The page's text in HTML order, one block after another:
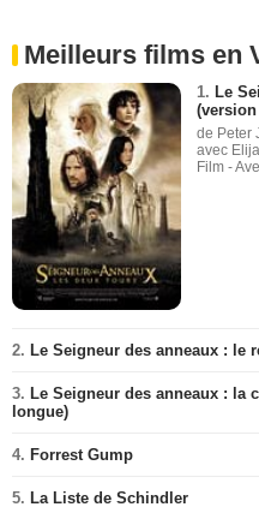
Meilleurs films en
1. Le
de Peter
avec
Film -
2. Le Seigneur des anneaux : le
3. Le Seigneur des anneaux : la
longue)
4. Forrest Gump
5. La Liste de Schindler